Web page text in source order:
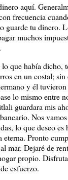
aquí.
frecuencia
guarde tu dinero.
muchos
que había dicho,
en un costal;
y él
lo mismo entre
guardara mis
Nos vamos
lo que deseo es
eterna. Pronto
mar. Dejaré de
propio.
esfuerzo.